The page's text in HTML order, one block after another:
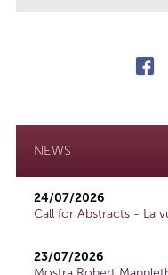
NEWS
24/07/2026
Call for Abstracts - La
23/07/2026